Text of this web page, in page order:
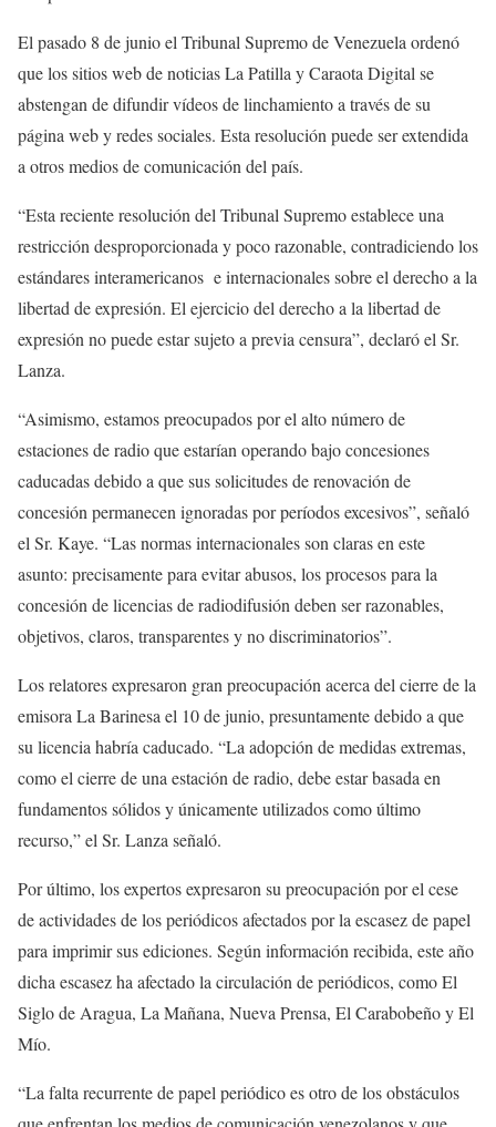
El pasado 8 de junio el Tribunal Supremo de Venezuela ordenó
que los sitios web de noticias La Patilla y Caraota Digital se
abstengan de difundir vídeos de linchamiento a través de su
página web y redes sociales. Esta resolución puede ser extendida
a otros medios de comunicación del país.
“Esta reciente resolución del Tribunal Supremo establece una
restricción desproporcionada y poco razonable, contradiciendo los
estándares interamericanos e internacionales sobre el derecho a la
libertad de expresión. El ejercicio del derecho a la libertad de
expresión no puede estar sujeto a previa censura”, declaró el Sr.
Lanza.
“Asimismo, estamos preocupados por el alto número de
estaciones de radio que estarían operando bajo concesiones
caducadas debido a que sus solicitudes de renovación de
concesión permanecen ignoradas por períodos excesivos”, señaló
el Sr. Kaye. “Las normas internacionales son claras en este
asunto: precisamente para evitar abusos, los procesos para la
concesión de licencias de radiodifusión deben ser razonables,
objetivos, claros, transparentes y no discriminatorios”.
Los relatores expresaron gran preocupación acerca del cierre de la
emisora La Barinesa el 10 de junio, presuntamente debido a que
su licencia habría caducado. “La adopción de medidas extremas,
como el cierre de una estación de radio, debe estar basada en
fundamentos sólidos y únicamente utilizados como último
recurso,” el Sr. Lanza señaló.
Por último, los expertos expresaron su preocupación por el cese
de actividades de los periódicos afectados por la escasez de papel
para imprimir sus ediciones. Según información recibida, este año
dicha escasez ha afectado la circulación de periódicos, como El
Siglo de Aragua, La Mañana, Nueva Prensa, El Carabobeño y El
Mío.
“La falta recurrente de papel periódico es otro de los obstáculos